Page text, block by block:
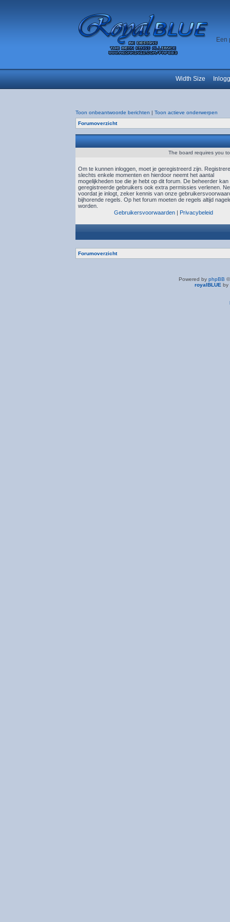
Een
Width Size
Toon onbeantwoorde berichten | Toon actieve onderwerpen
Forumoverzicht
The board requires you
Om te kunnen inloggen, moet je geregistreerd zijn.
slechts enkele momenten en hierdoor neemt het aantal
mogelijkheden toe die je hebt op dit forum. De beheerder kan
geregistreerde gebruikers ook extra permissies verlenen.
voordat je inlogt, zeker kennis van onze
bijhorende regels. Op het forum moeten de regels altijd
worden.
Gebruikersvoorwaarden | Privacybeleid
Forumoverzicht
Powered by phpBB
royalBLUE by